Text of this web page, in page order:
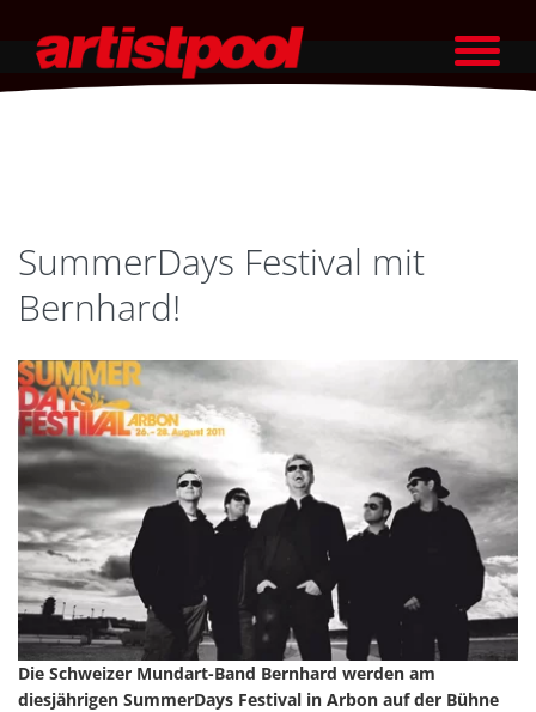
SummerDays Festival mit
Bernhard!
Die Schweizer Mundart-Band Bernhard werden am
diesjährigen SummerDays Festival in Arbon auf der Bühne